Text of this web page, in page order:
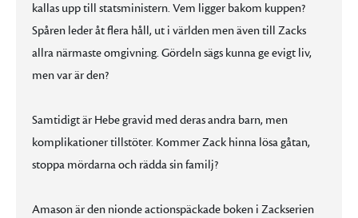
kallas upp till statsministern. Vem ligger bakom kuppen?
Spåren leder åt flera håll, ut i världen men även till Zacks
allra närmaste omgivning. Gördeln sägs kunna ge evigt liv,
men var är den?
Samtidigt är Hebe gravid med deras andra barn, men
komplikationer tillstöter. Kommer Zack hinna lösa gåtan,
stoppa mördarna och rädda sin familj?
Amason är den nionde actionspäckade boken i Zackserien